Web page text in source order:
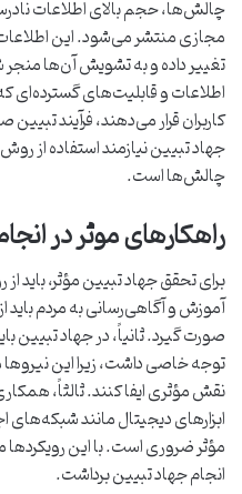
چالش‌ها، حجم بالای اطلاعات
مجازی منتشر می‌شود. این اطلاعات
تغییر داده و به تشویش آن‌ها
اطلاعات و قابلیت‌های گسترده‌ای
کاربران قرار می‌دهند، فرآیند
جهاد تبیین نیازمند استفاده از
چالش‌ها است.
راهکارهای موثر در
برای تحقق جهاد تبیین مؤثر، باید
آموزش و آگاهی‌رسانی به مردم باید
صورت گیرد. ثانیاً، در جهاد تبیین
توجه خاصی داشت، زیرا این
نقش مؤثری ایفا کنند. ثالثاً،
ابزارهای دیجیتال مانند
مؤثر ضروری است. با این
انجام جهاد تبیین برداشت.